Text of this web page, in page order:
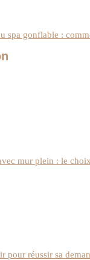
spa gonflable :
mur plein : le
pour réussir sa